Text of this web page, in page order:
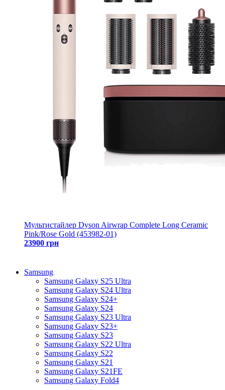
Мультистайлер Dyson Airwrap Complete Long Ceramic
Pink/Rose Gold (453982-01)
23900 грн
Samsung
Samsung Galaxy S25 Ultra
Samsung Galaxy S24 Ultra
Samsung Galaxy S24+
Samsung Galaxy S24
Samsung Galaxy S23 Ultra
Samsung Galaxy S23+
Samsung Galaxy S23
Samsung Galaxy S22 Ultra
Samsung Galaxy S22
Samsung Galaxy S21
Samsung Galaxy S21FE
Samsung Galaxy Fold4